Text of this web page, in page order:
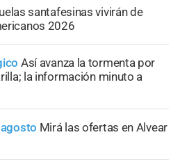
santafesinas vivirán de
2026
Así avanza la tormenta por
la información minuto a
Mirá las ofertas en Alvear